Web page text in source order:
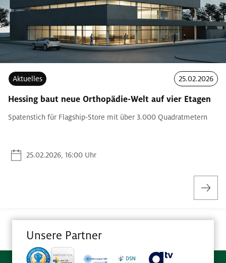
Aktuelles 25.02.2026
Hessing baut neue Orthopädie-Welt auf vier Etagen
Spatenstich für Flagship-Store mit über 3.000 Quadratmetern
25.02.2026, 16:00 Uhr
Unsere Partner